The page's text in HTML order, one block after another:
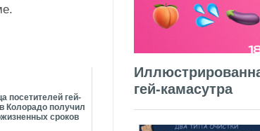
посетителей гей-
Колорадо получил
сроков
гей-камасутра